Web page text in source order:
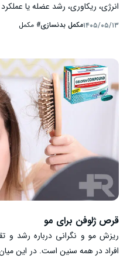
انرژی، ریکاوری، رشد عضله یا
مکمل جای غذای کافی، برنامه
گروه محدودی از ورزشکاران مفید
محدود یا متناقض است.
«کدام مکمل بهتر است؟»؛ بلکه
هدف چیست، ماده موثره کدام
احتمالی محصول چیست.
۱۴۰۵/۰۵/۱۳مکمل بدنسازی# مکمل
قرص ژلوفن برای مو
ریزش مو و نگرانی درباره رشد و
افراد در همه سنین است. در این